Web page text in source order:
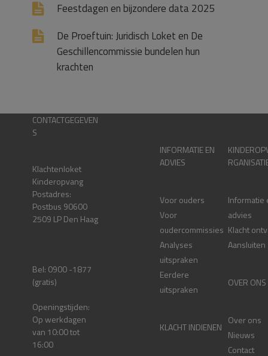
Feestdagen en bijzondere data 2025
De Proeftuin: Juridisch Loket en De
Geschillencommissie bundelen hun
krachten
CONTACTGEGEVEN
S
Klachtenloket
Kinderopvang
Postadres:
Postbus 90600
2509 LP Den Haag
Bel: 0900 -1877
(gratis)
Openingstijden:
Op werkdagen
van 10:00 tot
16:00
INFORMATIE EN
ADVIES
Voor ouders
Voor
oudercommissies
Analyses
uitspraken
Eerdere
uitspraken
KLACHT INDIENEN
Informatie
advies
Klacht
Aansluiten
OVER ONS
Over ons
Nieuws
Contact